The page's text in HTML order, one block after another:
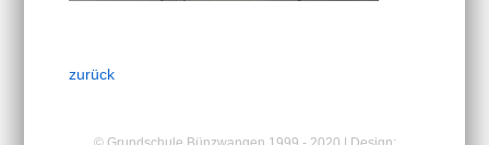
zurück